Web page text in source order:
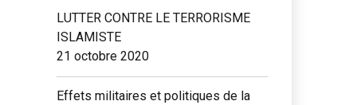
LUTTER CONTRE LE TERRORISME
ISLAMISTE
21 octobre 2020
Effets militaires et politiques de la